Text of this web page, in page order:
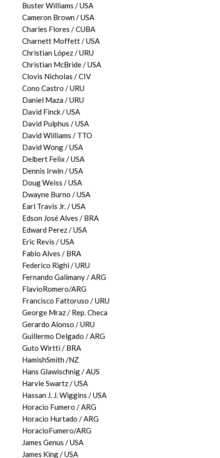
Buster Williams / USA
Cameron Brown / USA
Charles Flores / CUBA
Charnett Moffett / USA
Christian López / URU
Christian McBride / USA
Clovis Nicholas / CIV
Cono Castro / URU
Daniel Maza / URU
David Finck / USA
David Pulphus / USA
David Williams / TTO
David Wong / USA
Delbert Felix / USA
Dennis Irwin / USA
Doug Weiss / USA
Dwayne Burno / USA
Earl Travis Jr. / USA
Edson José Alves / BRA
Edward Perez / USA
Eric Revis / USA
Fabio Alves / BRA
Federico Righi / URU
Fernando Galimany / ARG
FlavioRomero/ARG
Francisco Fattoruso / URU
George Mraz / Rep. Checa
Gerardo Alonso / URU
Guillermo Delgado / ARG
Guto Wirtti / BRA
HamishSmith /NZ
Hans Glawischnig / AUS
Harvie Swartz / USA
Hassan J. J. Wiggins / USA
Horacio Fumero / ARG
Horacio Hurtado / ARG
HoracioFumero/ARG
James Genus / USA
James King / USA